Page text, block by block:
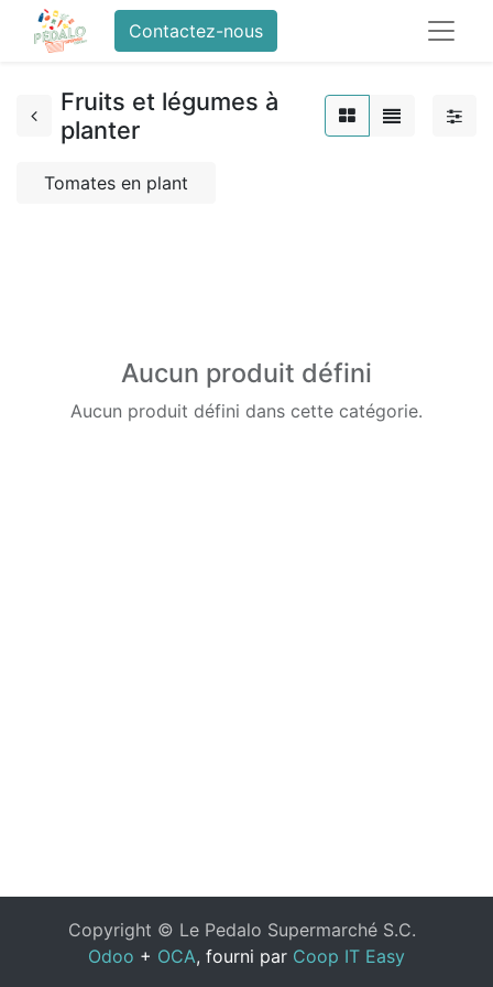
Contactez-nous
Fruits et légumes à
planter
Tomates en plant
Aucun produit défini
Aucun produit défini dans cette catégorie.
Copyright © Le Pedalo Supermarché S.C.
Odoo + OCA, fourni par Coop IT Easy